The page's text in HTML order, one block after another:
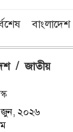
বাংলাদেশ
/ জাতীয়
জুন, ২০২৬